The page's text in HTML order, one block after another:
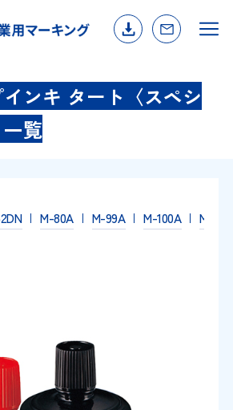
ンキ タート〈スペシ
覧
M-80A M-99A M-100A M-